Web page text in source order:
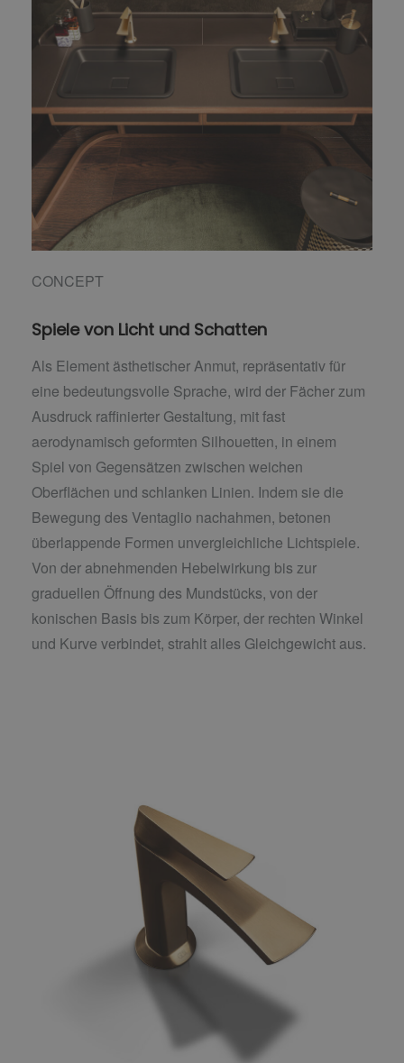
CONCEPT
Spiele von Licht und Schatten
Als Element ästhetischer Anmut, repräsentativ für
eine bedeutungsvolle Sprache, wird der Fächer zum
Ausdruck raffinierter Gestaltung, mit fast
aerodynamisch geformten Silhouetten, in einem
Spiel von Gegensätzen zwischen weichen
Oberflächen und schlanken Linien. Indem sie die
Bewegung des Ventaglio nachahmen, betonen
überlappende Formen unvergleichliche Lichtspiele.
Von der abnehmenden Hebelwirkung bis zur
graduellen Öffnung des Mundstücks, von der
konischen Basis bis zum Körper, der rechten Winkel
und Kurve verbindet, strahlt alles Gleichgewicht aus.